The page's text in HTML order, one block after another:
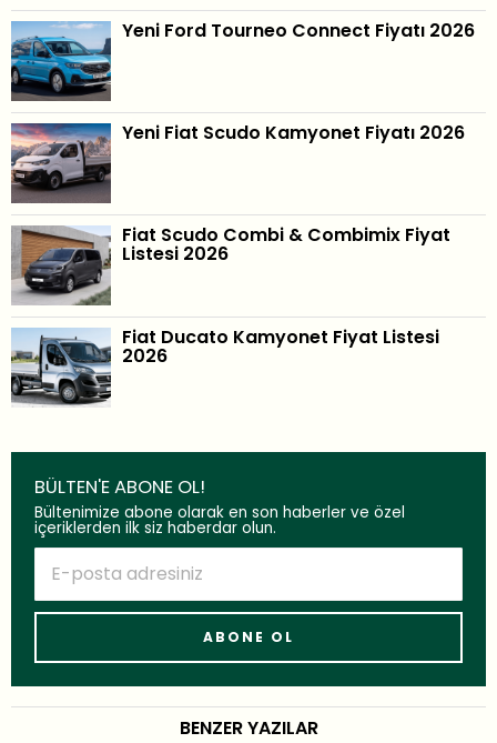
Yeni Ford Tourneo Connect Fiyatı 2026
Yeni Fiat Scudo Kamyonet Fiyatı 2026
Fiat Scudo Combi & Combimix Fiyat
Listesi 2026
Fiat Ducato Kamyonet Fiyat Listesi
2026
BÜLTEN'E ABONE OL!
Bültenimize abone olarak en son haberler ve özel
içeriklerden ilk siz haberdar olun.
BENZER YAZILAR